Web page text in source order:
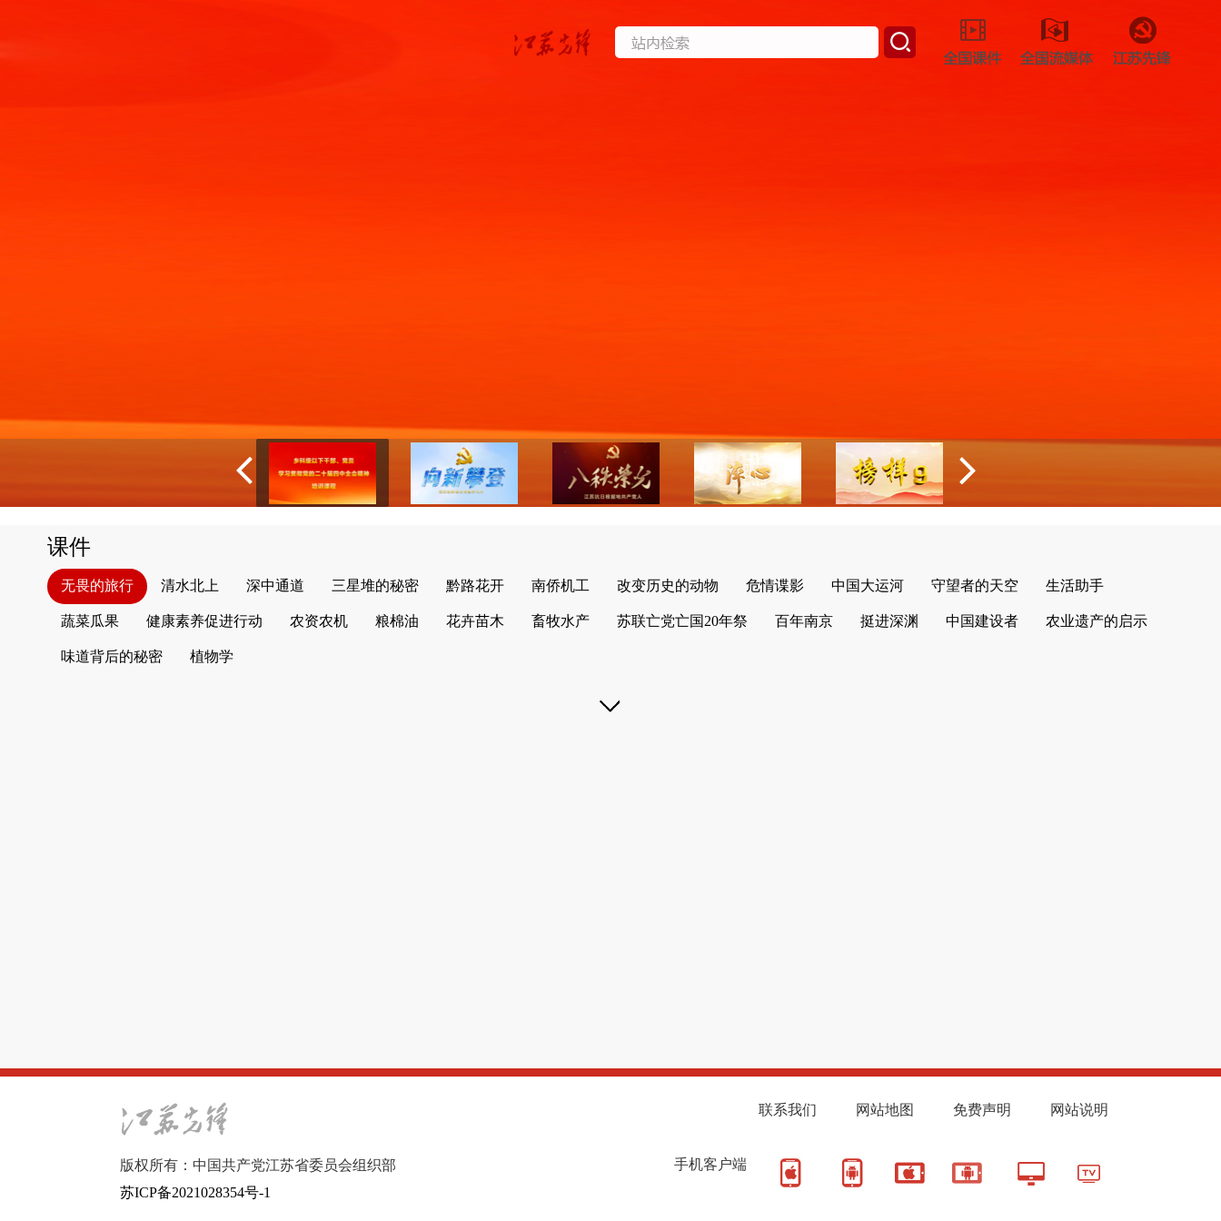
课件
无畏的旅行 清水北上 深中通道 三星堆的秘密 黔路花开 南侨机工 改变历史的动物 危情谍影 中国大运河 守望者的天空 生活助手
蔬菜瓜果 健康素养促进行动 农资农机 粮棉油 花卉苗木 畜牧水产 苏联亡党亡国20年祭 百年南京 挺进深渊 中国建设者 农业遗产的启示
味道背后的秘密 植物学
版权所有：中国共产党江苏省委员会组织部
苏ICP备2021028354号-1
联系我们 网站地图 免费声明 网站说明
手机客户端